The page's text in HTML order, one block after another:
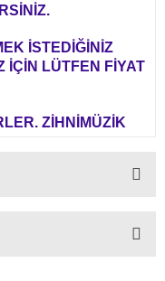
İSTEDİĞİNİZ
İÇİN LÜTFEN FİYAT
ZİHNİMÜZİK